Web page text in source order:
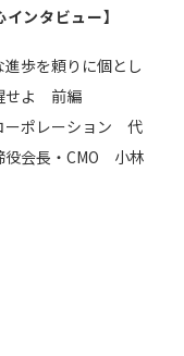
インタビュー】
進歩を頼りに個とし
せよ 前編
ーポレーション 代
役会長・CMO 小林